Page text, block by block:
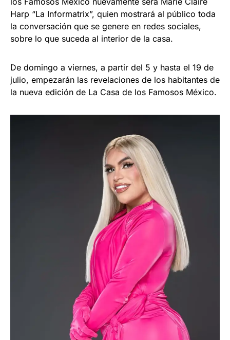
Harp “La Informatrix”, quien mostrará al público toda
la conversación que se genere en redes sociales,
sobre lo que suceda al interior de la casa.
De domingo a viernes, a partir del 5 y hasta el 19 de
julio, empezarán las revelaciones de los habitantes de
la nueva edición de La Casa de los Famosos México.